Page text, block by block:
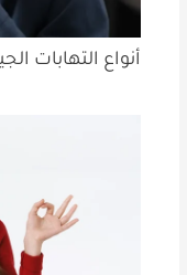
أنواع التهابات